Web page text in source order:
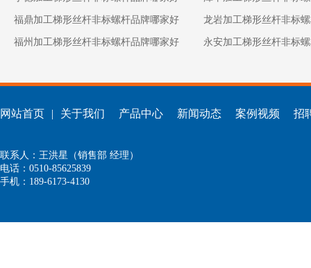
福鼎加工梯形丝杆非标螺杆品牌哪家好 龙岩加工梯形丝杆非标
福州加工梯形丝杆非标螺杆品牌哪家好 永安加工梯形丝杆非标
网站首页 | 关于我们 产品中心 新闻动态 案例视频 招
联系人：王洪星（销售部 经理）
电话：0510-85625839
手机：189-6173-4130